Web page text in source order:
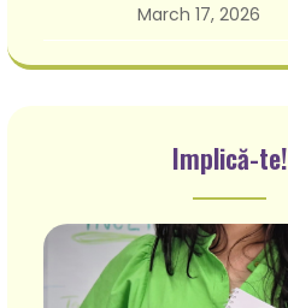
March 17, 2026
Implică-te!